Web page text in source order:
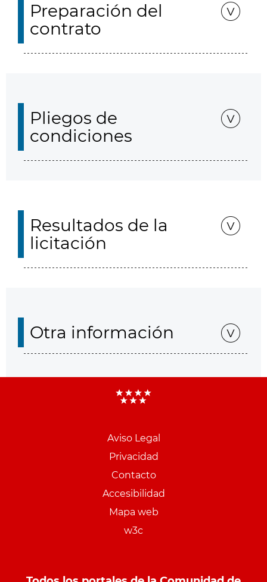
Preparación del
contrato
Pliegos de
condiciones
Resultados de la
licitación
Otra información
Aviso Legal
Privacidad
Contacto
Accesibilidad
Mapa web
w3c